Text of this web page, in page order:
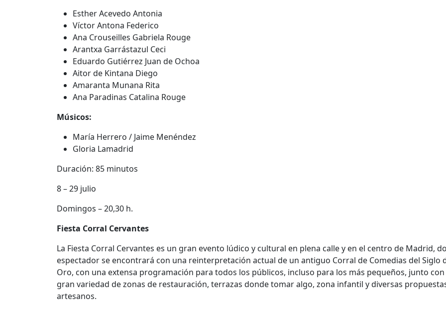
Esther Acevedo Antonia
Víctor Antona Federico
Ana Crouseilles Gabriela Rouge
Arantxa Garrástazul Ceci
Eduardo Gutiérrez Juan de Ochoa
Aitor de Kintana Diego
Amaranta Munana Rita
Ana Paradinas Catalina Rouge
Músicos:
María Herrero / Jaime Menéndez
Gloria Lamadrid
Duración: 85 minutos
8 – 29 julio
Domingos – 20,30 h.
Fiesta Corral Cervantes
La Fiesta Corral Cervantes es un gran evento lúdico y cultural en plena calle y en el centro de Madrid,
espectador se encontrará con una reinterpretación actual de un antiguo Corral de Comedias del Siglo
Oro, con una extensa programación para todos los públicos, incluso para los más pequeños, junto con
gran variedad de zonas de restauración, terrazas donde tomar algo, zona infantil y diversas
artesanos.